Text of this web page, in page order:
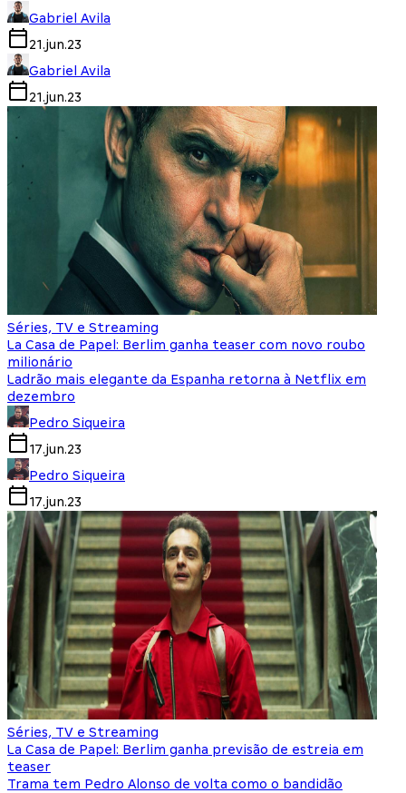
Gabriel Avila
21.jun.23
Gabriel Avila
21.jun.23
Séries, TV e Streaming
La Casa de Papel: Berlim ganha teaser com novo roubo
milionário
Ladrão mais elegante da Espanha retorna à Netflix em
dezembro
Pedro Siqueira
17.jun.23
Pedro Siqueira
17.jun.23
Séries, TV e Streaming
La Casa de Papel: Berlim ganha previsão de estreia em
teaser
Trama tem Pedro Alonso de volta como o bandidão